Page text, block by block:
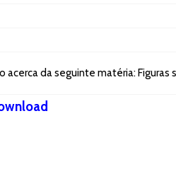
acerca da seguinte matéria: Figuras